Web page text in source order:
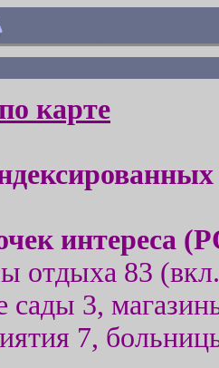
карте
интереса (
отдыха 83
сады 3,
7,